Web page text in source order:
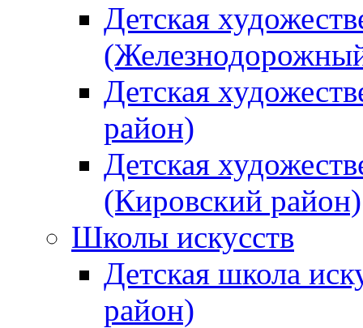
Детская
Детская
район)
Детская
(Кировский район)
Школы искусств
Детская школа
район)